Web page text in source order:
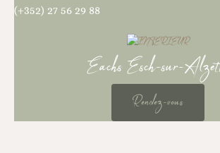
(+352) 27 56 29 88
Eachs Esch-sur-
Rendez-vous